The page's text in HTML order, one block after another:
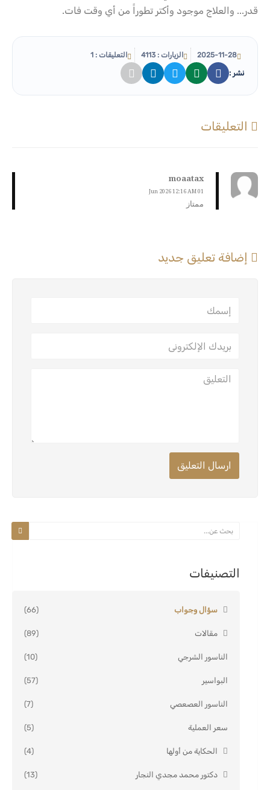
قدر... والعلاج موجود وأكتر تطوراً من أي وقت فات.
2025-11-28 الزيارات : 4113 التعليقات : 1
نشر :
التعليقات
moaatax
01 Jun 2026 12:16 AM
ممتاز
إضافة تعليق جديد
ارسال التعليق
التصنيفات
سؤال وجواب (66)
مقالات (89)
الناسور الشرجي (10)
البواسير (57)
الناسور العصعصي (7)
سعر العملية (5)
الحكاية من أولها (4)
دكتور محمد مجدي النجار (13)